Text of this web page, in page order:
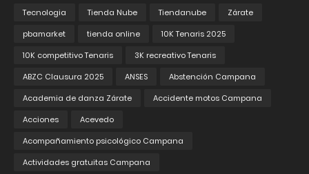
Tecnologia
Tienda Nube Tiendanube
Zárate
pbamarket
tienda online
10K Tenaris 2025
10K competitivo Tenaris
3K recreativo Tenaris
ABZC Clausura 2025
ANSES
Abstención Campana
Academia de danza Zárate
Accidente motos Campana
Acciones
Acevedo
Acompañamiento psicológico Campana
Actividades gratuitas Campana